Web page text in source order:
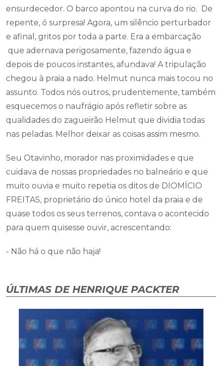
ensurdecedor. O barco apontou na curva do rio. De
repente, ó surpresa! Agora, um silêncio perturbador
e afinal, gritos por toda a parte. Era a embarcação
que adernava perigosamente, fazendo água e
depois de poucos instantes, afundava! A tripulação
chegou à praia a nado. Helmut nunca mais tocou no
assunto. Todos nós outros, prudentemente, também
esquecemos o naufrágio após refletir sobre as
qualidades do zagueirão Helmut que dividia todas
nas peladas. Melhor deixar as coisas assim mesmo.
Seu Otavinho, morador nas proximidades e que
cuidava de nossas propriedades no balneário e que
muito ouvia e muito repetia os ditos de DIOMÍCIO
FREITAS, proprietário do único hotel da praia e de
quase todos os seus terrenos, contava o acontecido
para quem quisesse ouvir, acrescentando:
- Não há o que não haja!
ÚLTIMAS DE HENRIQUE PACKTER